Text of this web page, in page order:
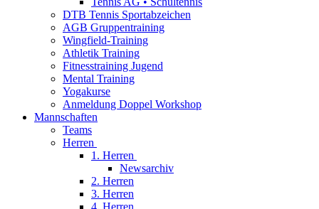
DTB Tennis Sportabzeichen
AGB Gruppentraining
Wingfield-Training
Athletik Training
Fitnesstraining Jugend
Mental Training
Yogakurse
Anmeldung Doppel Workshop
Mannschaften
Teams
Herren
1. Herren
Newsarchiv
2. Herren
3. Herren
4. Herren